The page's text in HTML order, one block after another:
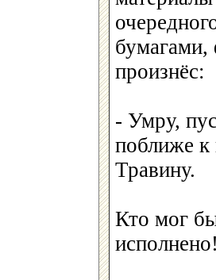
бумагами,
произнёс:
- Умру,
поближе к
Травину.
Кто мог